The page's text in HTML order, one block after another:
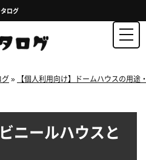
ログ
グ» 【個人利用向け】ドームハウスの用途
ニールハウスと